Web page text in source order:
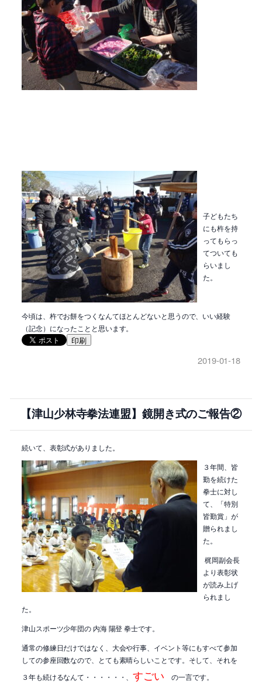
子どもたち
にも杵を持
ってもらっ
てついても
らいまし
た。
今頃は、杵でお餅をつくなんてほとんどないと思うので、いい経験
（記念）になったことと思います。
印刷
2019-01-18
【津山少林寺拳法連盟】鏡開き式のご報告②
続いて、表彰式がありました。
３年間、皆
勤を続けた
拳士に対し
て、「特別
皆勤賞」が
贈られまし
た。
梶岡副会長
より表彰状
が読み上げ
られまし
た。
津山スポーツ少年団の 内海 陽登 拳士です。
通常の修練日だけではなく、大会や行事、イベント等にもすべて参加
しての参座回数なので、とても素晴らしいことです。そして、それを
３年も続けるなんて・・・・・・、すごい の一言です。